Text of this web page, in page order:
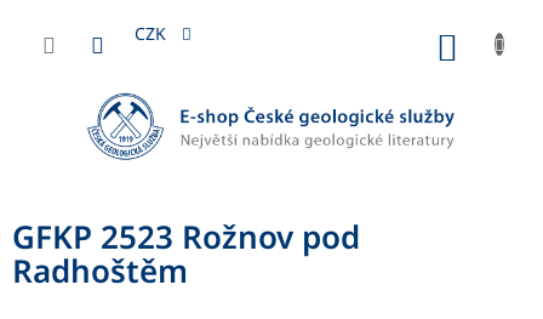
obsah
CZK
GFKP 2523 Rožnov pod
Radhoštěm